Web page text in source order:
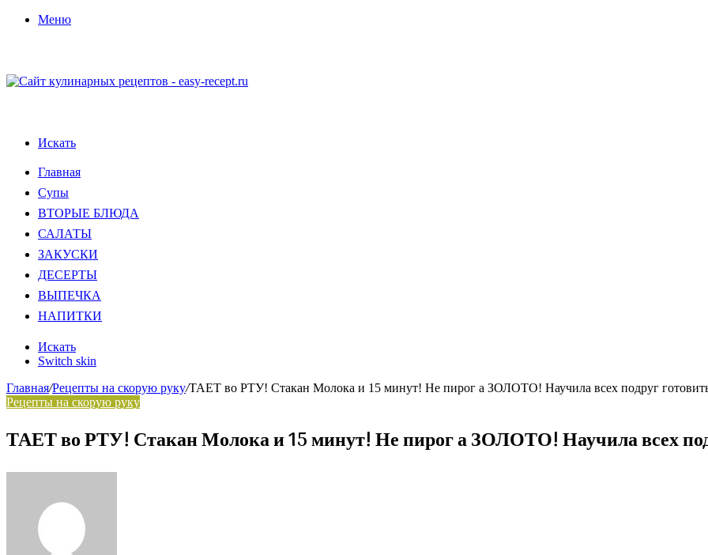
Меню
Искать
Главная
Супы
ВТОРЫЕ БЛЮДА
САЛАТЫ
ЗАКУСКИ
ДЕСЕРТЫ
ВЫПЕЧКА
НАПИТКИ
Искать
Switch skin
Главная/Рецепты на скорую руку/ТАЕТ во РТУ! Стакан Молока и 15 минут! Не пирог а ЗОЛОТО! Научила всех подруг
Рецепты на скорую руку
ТАЕТ во РТУ! Стакан Молока и 15 минут! Не пирог а ЗОЛОТО! Научила всех